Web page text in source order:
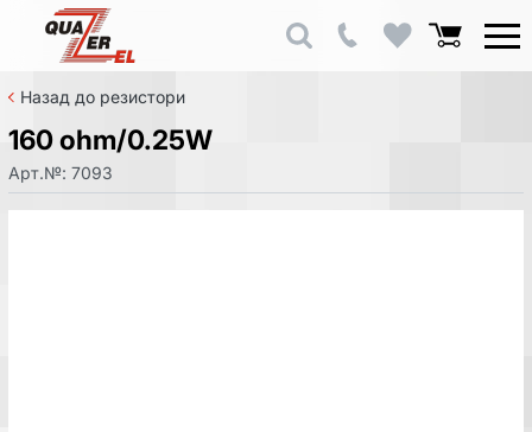
Назад до резистори
160 ohm/0.25W
Арт.№: 7093